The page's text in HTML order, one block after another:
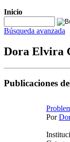
Inicio
Búsqueda avanzada
Dora Elvira
Publicaciones
Por